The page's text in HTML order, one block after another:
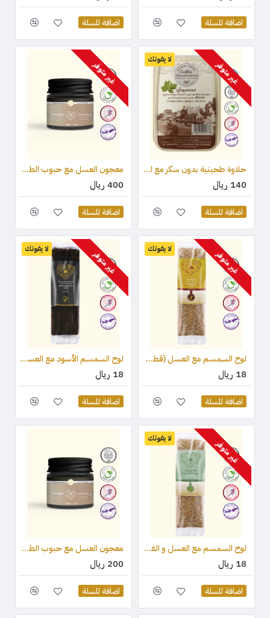
اضافة للسلة اضافة للسلة
لا يفوتك
غير متوفر
حلاوة طحينية بدون سكر مع المحليات (ستيفيا) والكاكاو 450 جرام
140 ريال
اضافة للسلة
غير متوفر
معجون العسل مع حبوب الطلع وغذاء ملكات النحل والعكبر 210 جرام
400 ريال
اضافة للسلة
لا يفوتك
غير متوفر
لوح السمسم مع العسل (قطعة واحدة ) 75 جرام
18 ريال
اضافة للسلة
لا يفوتك
غير متوفر
لوح السمسم الأسود مع العسل (قطعة واحدة) 75 جرام
18 ريال
اضافة للسلة
لا يفوتك
غير متوفر
لوح السمسم مع العسل و الفستق (قطعة واحدة) 75 جرام
18 ريال
اضافة للسلة
معجون العسل مع حبوب الطلع وغذاء ملكات النحل والعكبر 100 جرام
200 ريال
اضافة للسلة